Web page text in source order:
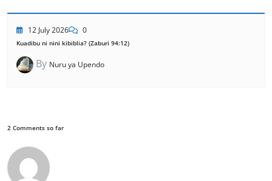
12 July 2026 0
Kuadibu ni nini kibiblia? (Zaburi 94:12)
By Nuru ya Upendo
2 Comments so far